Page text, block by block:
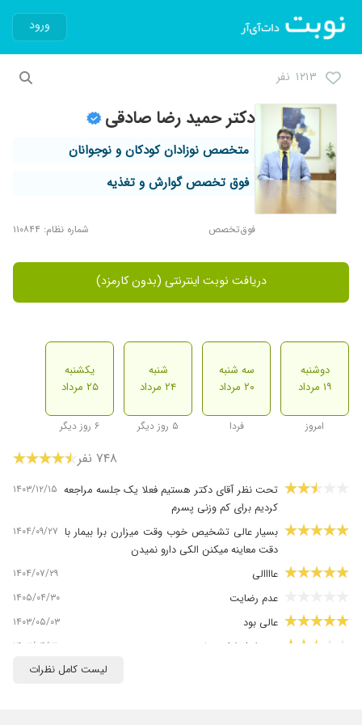
ورود
۱۲۱۳ نفر
دکتر حمید رضا صادقی
متخصص نوزادان کودکان و نوجوانان
فوق تخصص گوارش و تغذیه
فوق‌تخصص شماره نظام: ۱۱۰۸۴۴
دریافت نوبت اینترنتی (بدون کارمزد)
دوشنبه
۱۹ مرداد
امروز
سه شنبه
۲۰ مرداد
فردا
شنبه
۲۴ مرداد
۵ روز دیگر
یکشنبه
۲۵ مرداد
۶ روز دیگر
۷۴۸ نفر
تحت نظر آقای دکتر هستیم فعلا یک جلسه مراجعه
کردیم برای کم وزنی پسرم
۱۴۰۳/۱۲/۱۵
بسیار عالی تشخیص خوب وقت میزارن برا بیمار با
دقت معاینه میکنن الکی دارو نمیدن
۱۴۰۴/۰۹/۲۷
عاااالی ۱۴۰۴/۰۷/۲۹
عدم رضایت ۱۴۰۵/۰۴/۳۰
عالی بود ۱۴۰۳/۰۵/۰۳
در مراحل اول درمان هستیم ۱۴۰۳/۰۴/۳۱
عالی مشکل معده دخترم با یک نسخه خوب شد ۱۴۰۲/۰۹/۰۸
لیست کامل نظرات